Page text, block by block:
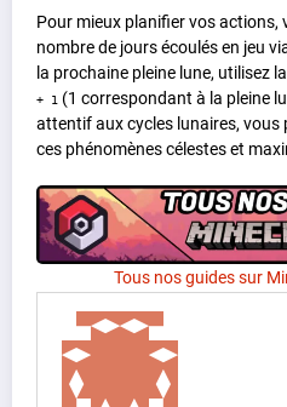
Pour mieux planifier vos actions,
nombre de jours écoulés en jeu
la prochaine pleine lune, utilisez
+ 1 (1 correspondant à la pleine
attentif aux cycles lunaires, vous
ces phénomènes célestes et
Tous nos guides sur